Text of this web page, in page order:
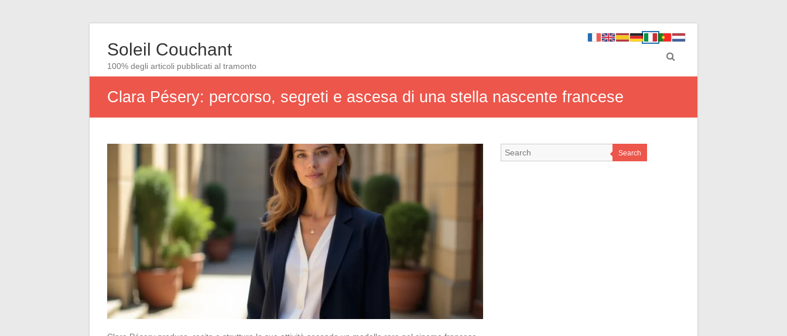
Soleil Couchant
100% degli articoli pubblicati al tramonto
Clara Pésery: percorso, segreti e ascesa di una stella nascente francese
Search